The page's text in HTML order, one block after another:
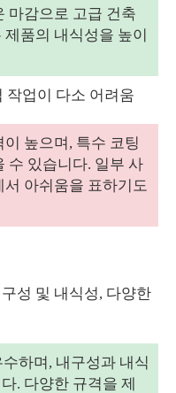
마감으로 고급 건축
품의 내식성을 높이
작업이 다소 어려움
높으며, 특수 코팅
수 있습니다. 일부 사
아쉬움을 표하기도
성 및 내식성, 다양한
하며, 내구성과 내식
. 다양한 규격을 제